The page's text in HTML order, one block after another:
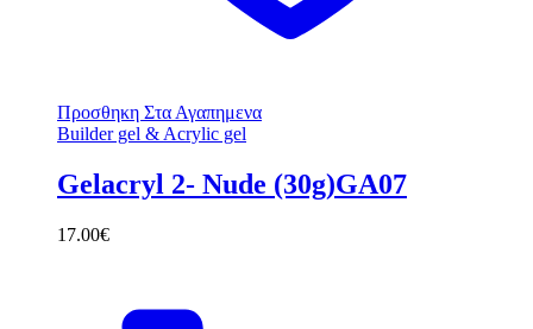
Προσθηκη Στα Αγαπημενα
Builder gel & Acrylic gel
Gelacryl 2- Nude (30g)GA07
17.00€